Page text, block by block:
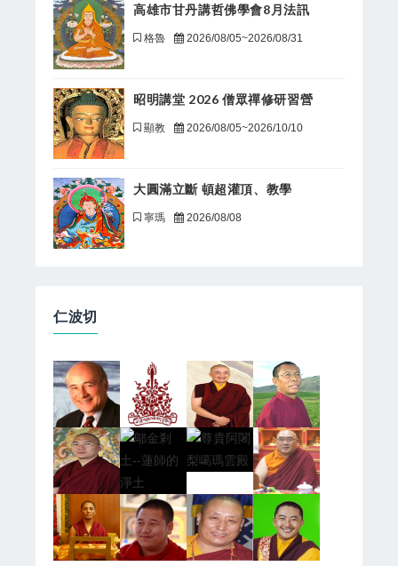
高雄市甘丹講哲佛學會8月法訊
格魯 2026/08/05~2026/08/31
昭明講堂 2026 僧眾禪修研習營
顯教 2026/08/05~2026/10/10
大圓滿立斷 頓超灌頂、教學
寧瑪 2026/08/08
仁波切